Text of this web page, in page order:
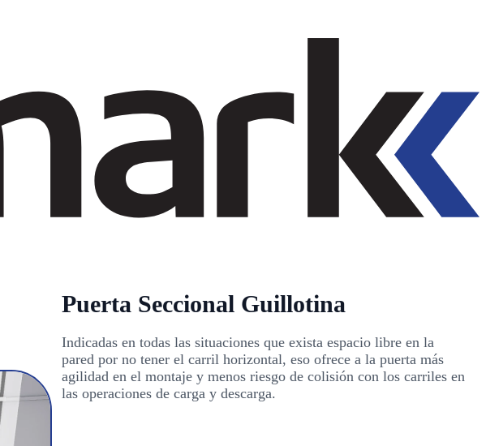
Puerta Seccional Guillotina
Indicadas en todas las situaciones que exista espacio libre en la
pared por no tener el carril horizontal, eso ofrece a la puerta más
agilidad en el montaje y menos riesgo de colisión con los carriles en
las operaciones de carga y descarga.